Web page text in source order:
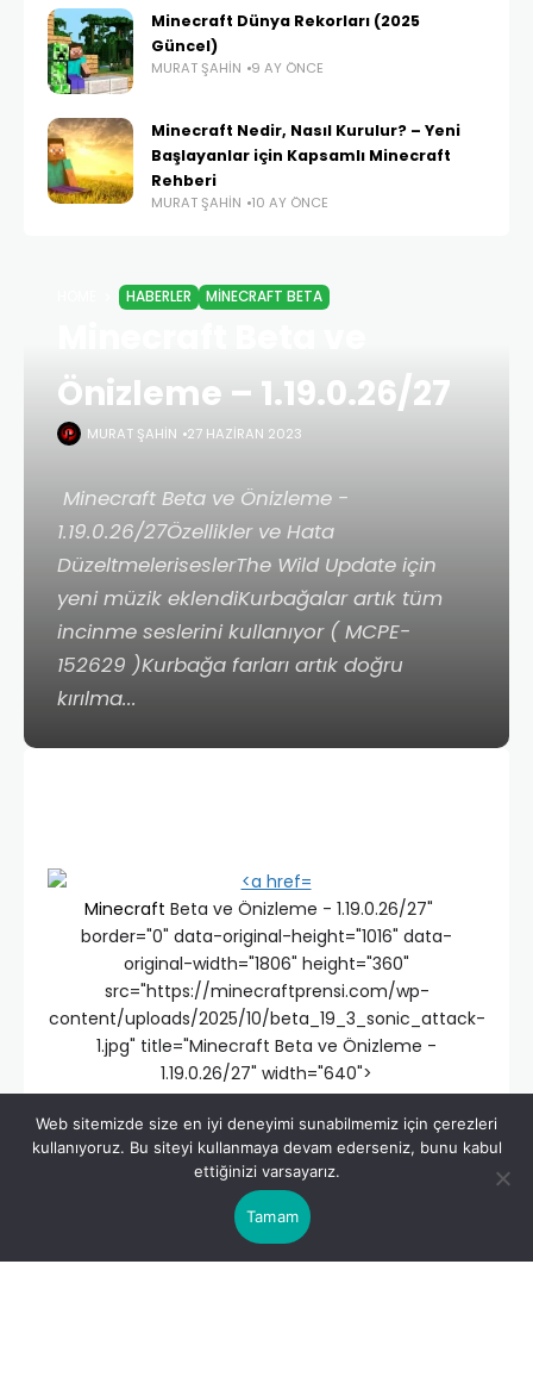
Minecraft Dünya Rekorları (2025
Güncel)
MURAT ŞAHIN 9 AY ÖNCE
Minecraft Nedir, Nasıl Kurulur? – Yeni
Başlayanlar için Kapsamlı Minecraft
Rehberi
MURAT ŞAHIN 10 AY ÖNCE
HABERLER MINECRAFT BETA
Önizleme – 1.19.0.26/27
MURAT ŞAHIN 27 HAZIRAN 2023
Minecraft Beta ve Önizleme -
1.19.0.26/27Özellikler ve Hata
DüzeltmeleriseslerThe Wild Update için
yeni müzik eklendiKurbağalar artık tüm
incinme seslerini kullanıyor ( MCPE-
152629 )Kurbağa farları artık doğru
kırılma...
Minecraft Beta ve Önizleme - 1.19.0.26/27"
border="0" data-original-height="1016" data-
original-width="1806" height="360"
src="https://minecraftprensi.com/wp-
content/uploads/2025/10/beta_19_3_sonic_attack-
1.jpg" title="Minecraft Beta ve Önizleme -
1.19.0.26/27" width="640">
Minecraft Beta ve
Önizleme – 1.19.0.26/27
Web sitemizde size en iyi deneyimi sunabilmemiz için çerezleri
kullanıyoruz. Bu siteyi kullanmaya devam ederseniz, bunu kabul
ettiğinizi varsayarız.
Tamam